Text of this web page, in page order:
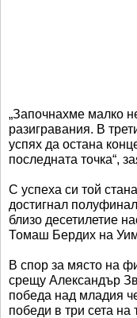
„Започнахме малко
разигравания. В
успях да остана
последната точка“,
С успеха си той
достигнал
близо десетилетие
Томаш Бердих на
В спор за място на
срещу Александър
победа над младия
победи в три сета